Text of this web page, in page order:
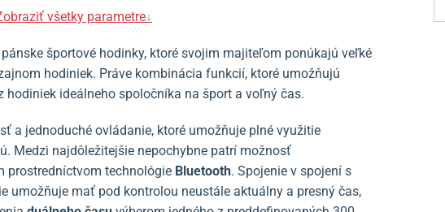
všetky parametre↓
športové hodinky, ktoré svojim majiteľom ponúkajú veľké
hodiniek. Práve kombinácia funkcií, ktoré umožňujú
hodiniek ideálneho spoločníka na šport a voľný čas.
a jednoduché ovládanie, ktoré umožňuje plné využitie
Medzi najdôležitejšie nepochybne patrí možnosť
prostredníctvom technológie Bluetooth. Spojenie v spojení s
umožňuje mať pod kontrolou neustále aktuálny a presný čas,